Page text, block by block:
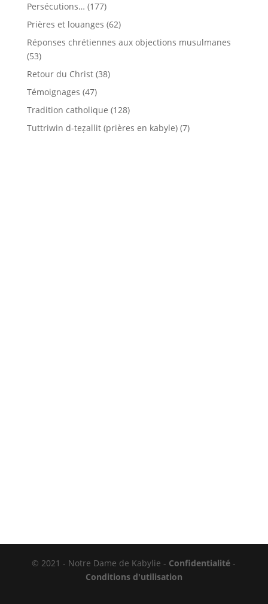
Persécutions… (177)
Prières et louanges (62)
Réponses chrétiennes aux objections musulmanes
(53)
Retour du Christ(38)
Témoignages (47)
Tradition catholique (128)
Tuttriwin d-teẓallit (prières en kabyle)(7)
© 2021 - Notre Dame de Kabylie - Confidentialité -
Conditions d'utilisation